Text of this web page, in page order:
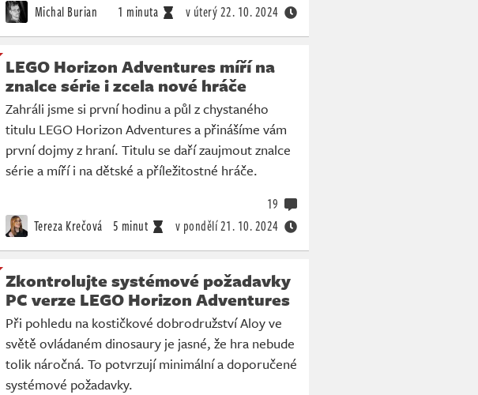
Michal Burian 1 minuta v úterý22. 10. 2024
LEGO Horizon Adventures míří na
znalce série i zcela nové hráče
Zahráli jsme si první hodinu a půl z chystaného
titulu LEGO Horizon Adventures a přinášíme vám
první dojmy z hraní. Titulu se daří zaujmout znalce
série a míří i na dětské a příležitostné hráče.
Tereza Krečová 5 minut v pondělí21. 10. 2024
19
Zkontrolujte systémové požadavky
PC verze LEGO Horizon Adventures
Při pohledu na kostičkové dobrodružství Aloy ve
světě ovládaném dinosaury je jasné, že hra nebude
tolik náročná. To potvrzují minimální a doporučené
systémové požadavky.